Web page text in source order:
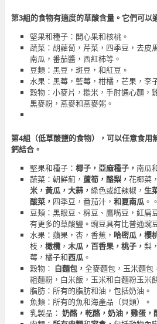
第3組的食物有適度的草酸含量。它們可以
堅果和種子：開心果和核桃。
蔬菜：胡蘿蔔，芹菜，四季豆，去皮
南瓜，番茄醬，西紅柿等。
豆類：黑豆，斑豆，和紅豆。
水果：黑莓，藍莓，柑橘，芒果，李
穀物：小麥片，糙米，手肘通心麵，
黑麥粉，燕麥和燕麥粥。
第4組（低草酸鹽的食物），可以任意食用
鈣結合。
堅果和種子：椰子，亞麻種子，南瓜
蔬菜：朝鮮薊，蘆筍，酪梨，花椰菜
米，黃瓜，大蒜，綠色或紅辣椒，生
酸菜， 四季豆，番茄汁，和夏南瓜 。。
豆類：黑眼豆、棉豆、鷹嘴豆，紅扁
有更多的草酸鹽。豌豆具有比普通豌
水果：蘋果，杏，香蕉， 哈密瓜，櫻
枝，橄欖 ，木瓜，百香果，桃子，梨
莓，橘子和西瓜 。
穀物： 白麵包，全麥麵包，玉米麵包
粗麵粉，白米飯，玉米和白麵粉玉米
脂肪：所有的脂肪和油，包括奶油。
魚類：所有的魚和海產品（貝類）。
乳製品：奶酪，乾酪，奶油，雞蛋，